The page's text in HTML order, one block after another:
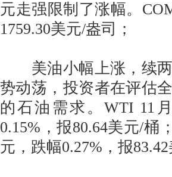
元走强限制了涨幅。
1759.30美元/盎司；
美油小幅上涨，续两
势动荡，投资者在评估
的石油需求。WTI 11
0.15%，报80.64美元/桶
元，跌幅0.27%，报83.42